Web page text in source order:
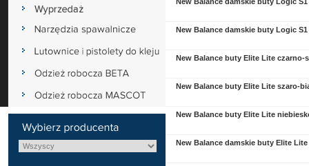
New Balance damskie buty Logic S1
New Balance buty Elite Lite czarno-
New Balance buty Elite Lite szaro-
New Balance buty Elite Lite
New Balance damskie buty Elite